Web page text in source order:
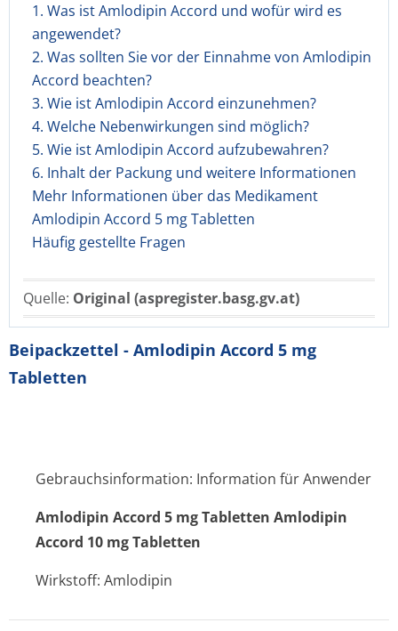
1. Was ist Amlodipin Accord und wofür wird es
angewendet?
2. Was sollten Sie vor der Einnahme von Amlodipin
Accord beachten?
3. Wie ist Amlodipin Accord einzunehmen?
4. Welche Nebenwirkungen sind möglich?
5. Wie ist Amlodipin Accord aufzubewahren?
6. Inhalt der Packung und weitere Informationen
Mehr Informationen über das Medikament
Amlodipin Accord 5 mg Tabletten
Häufig gestellte Fragen
Quelle: Original (aspregister.basg.gv.at)
Beipackzettel - Amlodipin Accord 5 mg
Tabletten
Gebrauchsinformation: Information für Anwender
Amlodipin Accord 5 mg Tabletten Amlodipin
Accord 10 mg Tabletten
Wirkstoff: Amlodipin